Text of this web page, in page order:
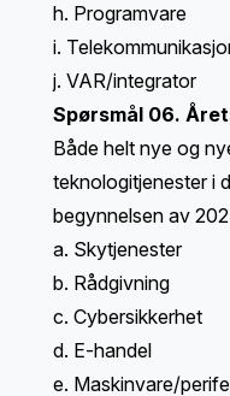
h. Programvare
i.
j. VAR/integrator
Spørsmål 06.
Både helt nye og
teknologitjenester i
begynnelsen av
a. Skytjenester
b. Rådgivning
c. Cybersikkerhet
d. E-handel
e. Maskinvare/